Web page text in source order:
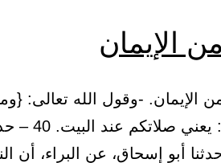
الإيمان
من الإيمان. -وقول الله تعالى:
إيمانكم} /
أبو إسحاق، عن البراء، أن